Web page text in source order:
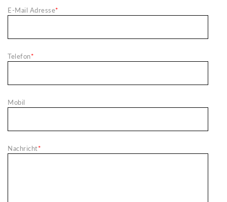
E-Mail Adresse*
Telefon*
Mobil
Nachricht*